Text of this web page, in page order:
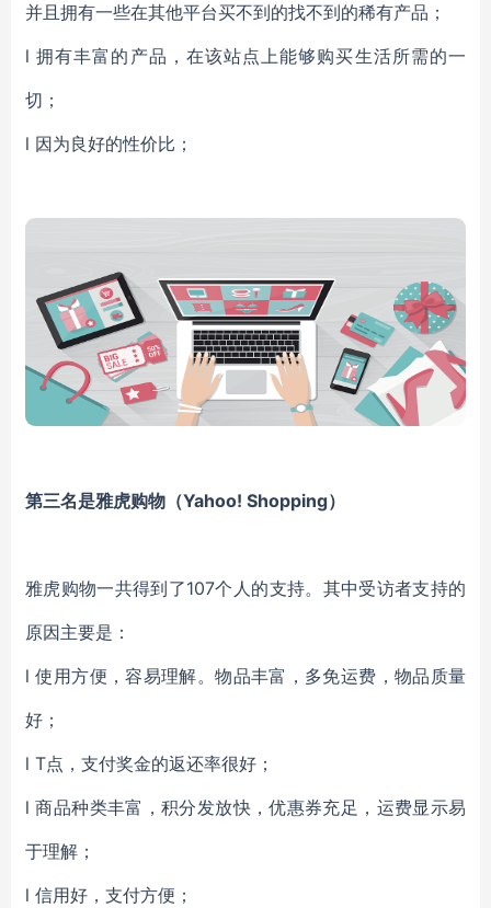
并且拥有一些在其他平台买不到的找不到的稀有产品；
l拥有丰富的产品，在该站点上能够购买生活所需的一
切；
l 因为良好的性价比；
第三名是雅虎购物（Yahoo! Shopping）
雅虎购物一共得到了107个人的支持。其中受访者支持的
原因主要是：
l使用方便，容易理解。物品丰富，多免运费，物品质量
好；
l T点，支付奖金的返还率很好；
l商品种类丰富，积分发放快，优惠券充足，运费显示易
于理解；
l 信用好，支付方便；